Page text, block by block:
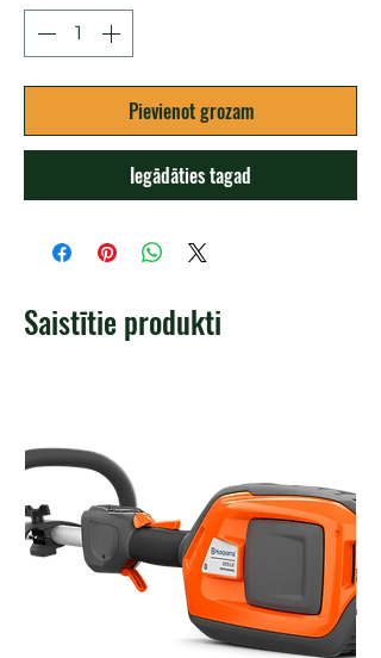
Pievienot grozam
Iegādāties tagad
Saistītie produkti